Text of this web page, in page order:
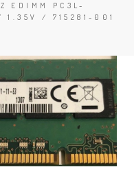
EDIMM PC3L-
1.35V / 715281-001